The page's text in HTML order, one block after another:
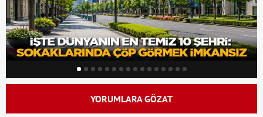
YORUMLARA GÖZAT